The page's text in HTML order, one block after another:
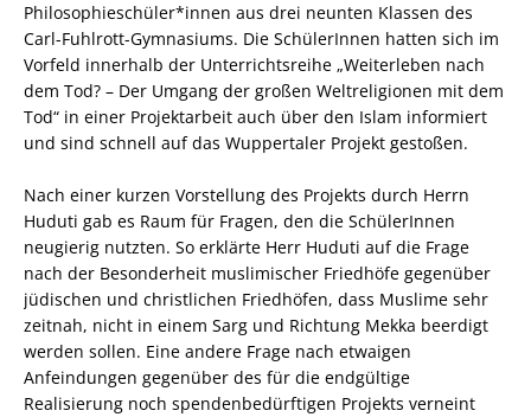
Philosophieschüler*innen aus drei neunten Klassen des
Carl-Fuhlrott-Gymnasiums. Die SchülerInnen hatten sich im
Vorfeld innerhalb der Unterrichtsreihe „Weiterleben nach
dem Tod? – Der Umgang der großen Weltreligionen mit dem
Tod“ in einer Projektarbeit auch über den Islam informiert
und sind schnell auf das Wuppertaler Projekt gestoßen.
Nach einer kurzen Vorstellung des Projekts durch Herrn
Huduti gab es Raum für Fragen, den die SchülerInnen
neugierig nutzten. So erklärte Herr Huduti auf die Frage
nach der Besonderheit muslimischer Friedhöfe gegenüber
jüdischen und christlichen Friedhöfen, dass Muslime sehr
zeitnah, nicht in einem Sarg und Richtung Mekka beerdigt
werden sollen. Eine andere Frage nach etwaigen
Anfeindungen gegenüber des für die endgültige
Realisierung noch spendenbedürftigen Projekts verneint